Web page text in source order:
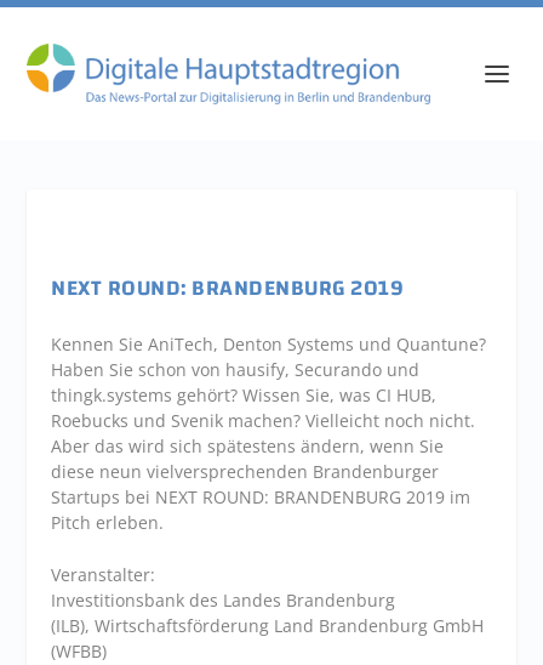
NEXT ROUND: BRANDENBURG 2019
Kennen Sie AniTech, Denton Systems und Quantune?
Haben Sie schon von hausify, Securando und
thingk.systems gehört? Wissen Sie, was CI HUB,
Roebucks und Svenik machen? Vielleicht noch nicht.
Aber das wird sich spätestens ändern, wenn Sie
diese neun vielversprechenden Brandenburger
Startups bei NEXT ROUND: BRANDENBURG 2019 im
Pitch erleben.
Veranstalter:
Investitionsbank des Landes Brandenburg
(ILB), Wirtschaftsförderung Land Brandenburg GmbH
(WFBB)